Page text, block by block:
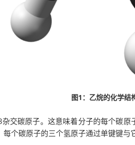
图1：乙烷的化学结
交碳原子。这意味着分子的每个碳
个碳原子的三个氢原子通过单键键与